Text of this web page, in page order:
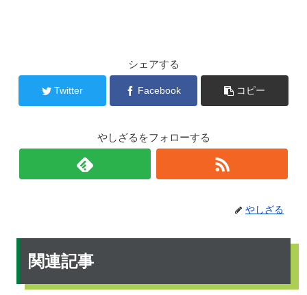
シェアする
Twitter Facebook コピー
やしざるをフォローする
やしざる
関連記事